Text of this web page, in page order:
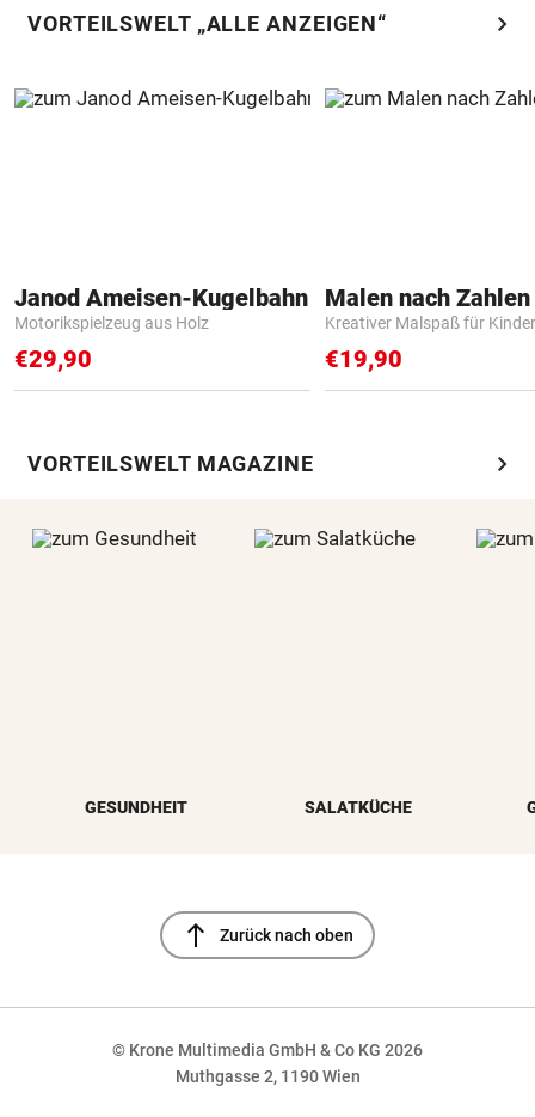
VORTEILSWELT „ALLE ANZEIGEN“ chevron_right
Janod Ameisen-Kugelbahn
Motorikspielzeug aus Holz
€29,90
Kreativer Malspaß für Kinder
€19,90
VORTEILSWELT MAGAZINE chevron_right
GESUNDHEIT SALATKÜCHE
north Zurück nach oben
© Krone Multimedia GmbH & Co KG 2026
Muthgasse 2, 1190 Wien